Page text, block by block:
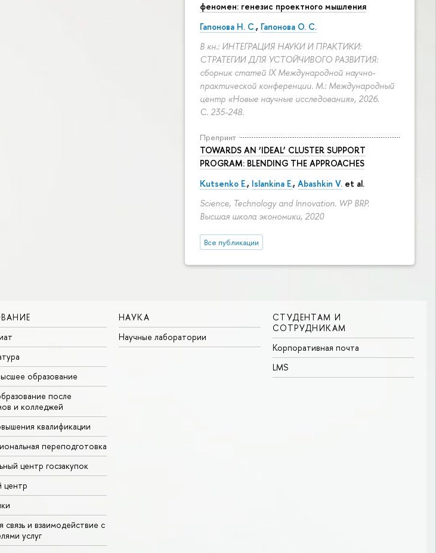
феномен: генезис проектного мышления
Гапонова Н. С., Гапонова О. С.
В кн.: ИНТЕГРАЦИЯ НАУКИ И ПРАКТИКИ:
СТРАТЕГИИ ДЛЯ УСТОЙЧИВОГО РАЗВИТИЯ:
сборник статей IX Международной научно-
практической конференции. М.: Международный
центр «Новые научные исследования», 2026.
С. 235-248.
Препринт
TOWARDS AN ‘IDEAL’ CLUSTER SUPPORT
PROGRAM: BLENDING THE APPROACHES
Kutsenko E., Islankina E., Abashkin V. et al.
Science, Technology and Innovation. WP BRP.
Высшая школа экономики, 2020
Все публикации
образование
после
и колледжей
квалификации
переподготовка
центр госзакупок
центр
связь и взаимодействие с
услуг
НАУКА
Научные лаборатории
СТУДЕНТАМ И
СОТРУДНИКАМ
Корпоративная почта
LMS